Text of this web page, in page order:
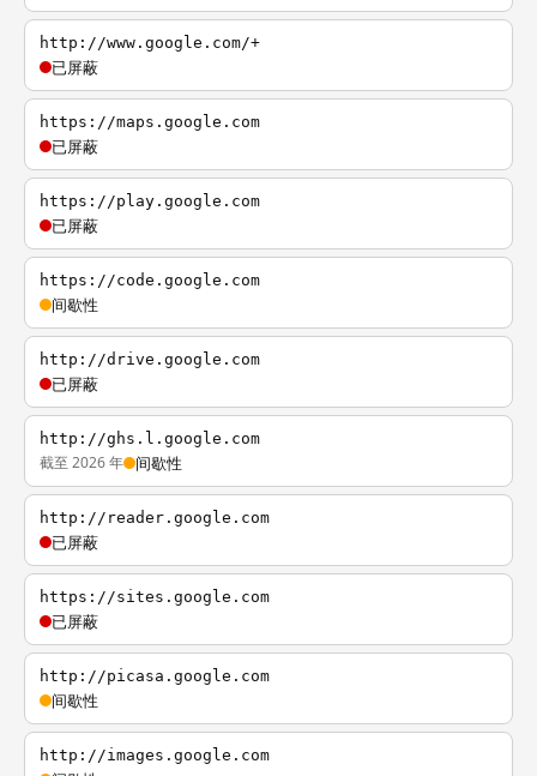
http://www.google.com/+
已屏蔽
https://maps.google.com
已屏蔽
https://play.google.com
已屏蔽
https://code.google.com
间歇性
http://drive.google.com
已屏蔽
http://ghs.l.google.com
截至 2026 年 间歇性
http://reader.google.com
已屏蔽
https://sites.google.com
已屏蔽
http://picasa.google.com
间歇性
http://images.google.com